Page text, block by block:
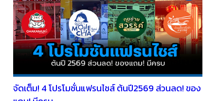
จัดเต็ม! 4 โปรโมชั่นแฟรนไชส์ ต้นปี2569 ส่วนลด! ของ